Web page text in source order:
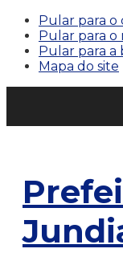
Pular para
Pular para o
Pular para a
Mapa do site